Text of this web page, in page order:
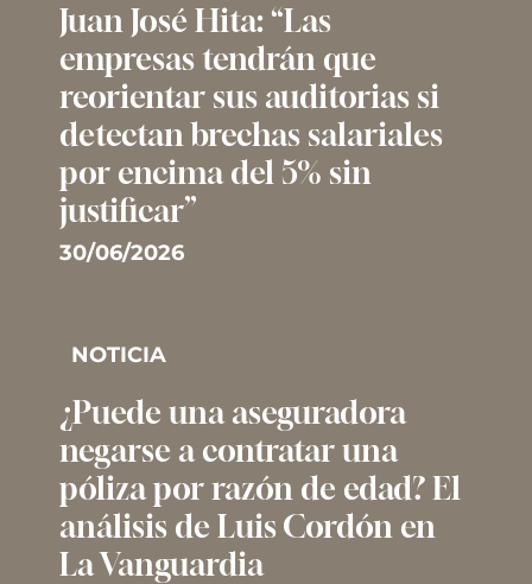
Juan José Hita: “Las
empresas tendrán que
reorientar sus auditorias si
detectan brechas salariales
por encima del 5% sin
justificar”
30/06/2026
NOTICIA
¿Puede una aseguradora
negarse a contratar una
póliza por razón de edad? El
análisis de Luis Cordón en
La Vanguardia